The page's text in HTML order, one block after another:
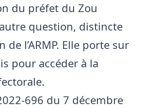
du préfet du Zou
question, distincte
de l’ARMP. Elle porte sur
pour accéder à la
696 du 7 décembre